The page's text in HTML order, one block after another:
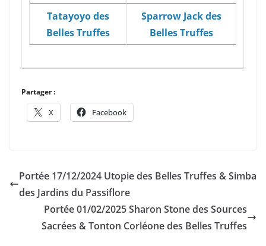
Tatayoyo des
Belles Truffes
Sparrow Jack des
Belles Truffes
Partager :
X Facebook
Portée 17/12/2024 Utopie des Belles Truffes & Simba
des Jardins du Passiflore
Portée 01/02/2025 Sharon Stone des Sources
Sacrées & Tonton Corléone des Belles Truffes